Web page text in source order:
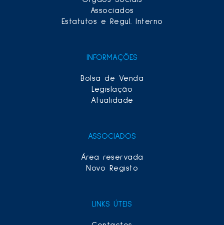
Associados
Estatutos e Regul. Interno
INFORMAÇÕES
Bolsa de Venda
Legislação
Atualidade
ASSOCIADOS
Área reservada
Novo Registo
LINKS ÚTEIS